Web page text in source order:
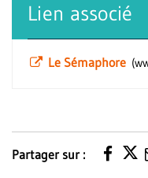
Lien associé
Le Sémaphore
Partager sur :